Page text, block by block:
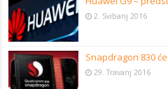
2. Svibanj 2016
Snapdragon 830
29. Travanj 2016